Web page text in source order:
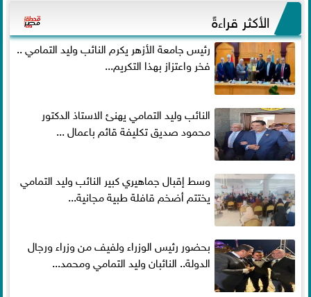
الأكثر قراءةً
رئيس جامعة الأزهر يكرم النائب وليد التمامي ..
فخر واعتزاز بهذا التكريم...
النائب وليد التمامي يهنئ الاستاذ الدكتور
محمود صديق تكليفة قائم باعمال ...
وسط إقبال جماهيري كبير النائب وليد التمامي
يختتم أضخم قافلة طبية مجانية...
بحضور رئيس الوزراء ولفيف من وزراء ورجال
الدولة.. النائبان وليد التمامي ومحمد...